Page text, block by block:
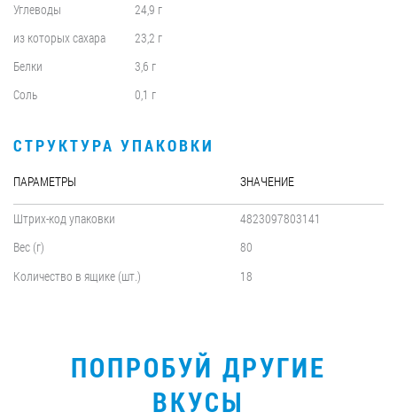
Углеводы
24,9 г
из которых сахара
23,2 г
Белки
3,6 г
Соль
0,1 г
СТРУКТУРА УПАКОВКИ
ПАРАМЕТРЫ ЗНАЧЕНИЕ
Штрих-код упаковки
4823097803141
Вес (г)
80
Количество в ящике (шт.)
18
ПОПРОБУЙ ДРУГИЕ
ВКУСЫ